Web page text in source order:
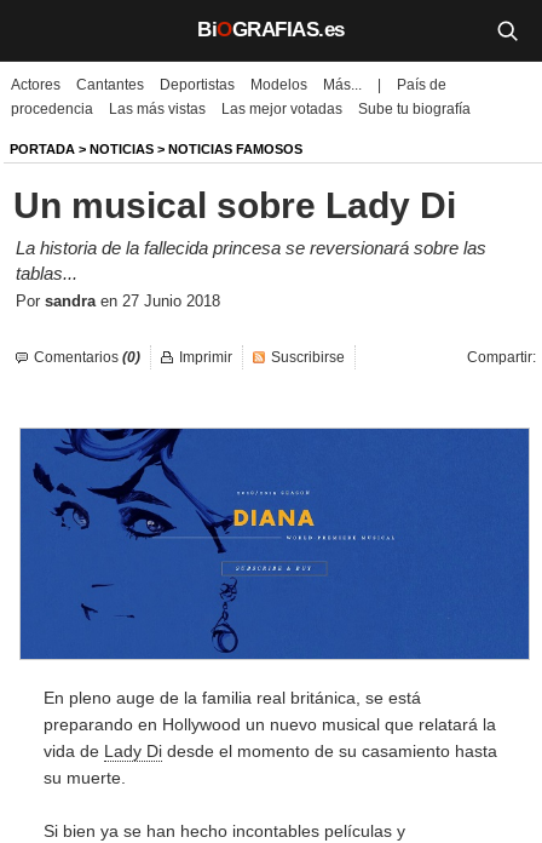
BiOGRAFIAS.es
Biografías
Películas
TV
Música
Un día como hoy
Videos
Noticias
Iniciar sesión Crear cuenta
Actores Cantantes Deportistas Modelos Más...
País de
procedencia
Las más vistas Las mejor votadas Sube tu biografía
PORTADA > NOTICIAS > NOTICIAS FAMOSOS
Un musical sobre Lady Di
La historia de la fallecida princesa se reversionará sobre las
tablas...
Por sandraen 27 Junio 2018
Comentarios (0) Compartir:
Imprimir Suscribirse
En pleno auge de la familia real británica, se está
preparando en Hollywood un nuevo musical que relatará la
vida de Lady Di desde el momento de su casamiento hasta
su muerte.
Si bien ya se han hecho incontables películas y